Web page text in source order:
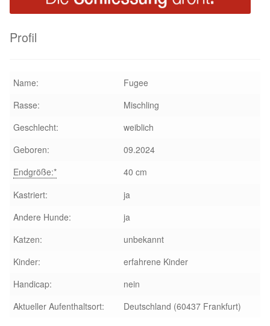
Glückliche Fellnasen
Happy End Stories
Aktuelles
SALVA News
Kreativprojekte
Partnertierheim La Linea in Spanien
Aktion „Hilfe La Linea“
Profil
Name:
Fugee
Rasse:
Mischling
Geschlecht:
weiblich
Geboren:
09.2024
Endgröße:*
40 cm
Kastriert:
ja
Andere Hunde:
ja
Katzen:
unbekannt
Kinder:
erfahrene Kinder
Handicap:
nein
Aktueller Aufenthaltsort:
Deutschland (60437 Frankfurt)